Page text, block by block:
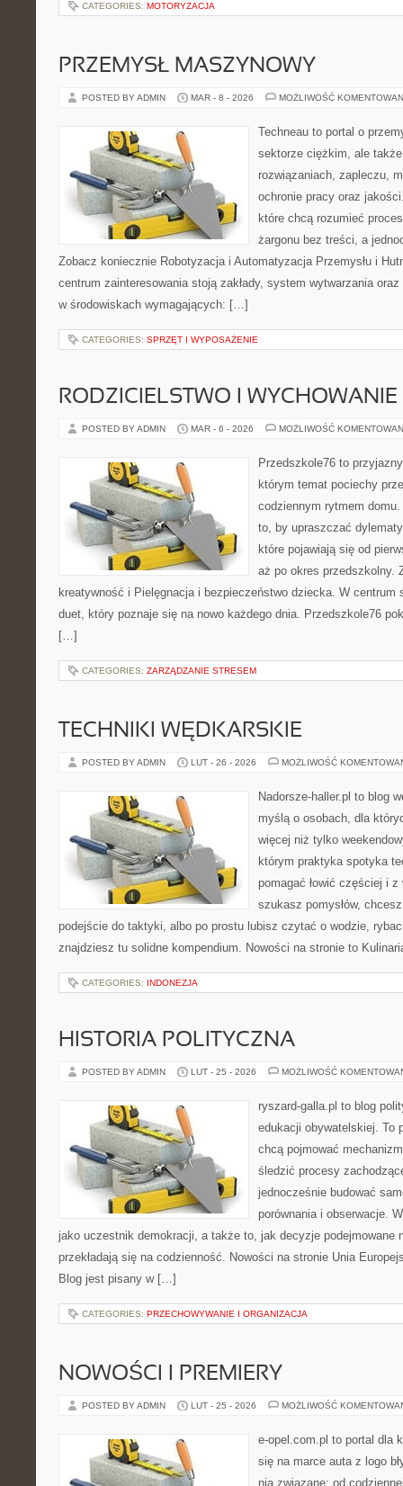
CATEGORIES: MOTORYZACJA
PRZEMYSŁ MASZYNOWY
POSTED BY ADMIN MAR - 8 - 2026 MOŻLIWOŚĆ
Techneau to portal o
sektorze ciężkim, ale
rozwiązaniach, zapleczu,
ochronie pracy oraz
które chcą rozumieć
żargonu bez treści, a
Zobacz koniecznie Robotyzacja i Automatyzacja Przemysłu i
centrum zainteresowania stoją zakłady, system wytwarzania
w środowiskach wymagających: […]
CATEGORIES: SPRZĘT I WYPOSAŻENIE
RODZICIELSTWO I WYCHOWANIE
POSTED BY ADMIN MAR - 6 - 2026 MOŻLIWOŚĆ
Przedszkole76 to
którym temat pociechy
codziennym rytmem
to, by upraszczać
które pojawiają się od
aż po okres przedszkolny.
kreatywność i Pielęgnacja i bezpieczeństwo dziecka. W
duet, który poznaje się na nowo każdego dnia. Przedszkole76
[…]
CATEGORIES: ZARZĄDZANIE STRESEM
TECHNIKI WĘDKARSKIE
POSTED BY ADMIN LUT - 26 - 2026 MOŻLIWOŚĆ
Nadorsze-haller.pl to blog
myślą o osobach, dla
więcej niż tylko
którym praktyka spotyka
pomagać łowić częściej i
szukasz pomysłów,
podejście do taktyki, albo po prostu lubisz czytać o wodzie,
znajdziesz tu solidne kompendium. Nowości na stronie to
CATEGORIES: INDONEZJA
HISTORIA POLITYCZNA
POSTED BY ADMIN LUT - 25 - 2026 MOŻLIWOŚĆ
ryszard-galla.pl to blog
edukacji obywatelskiej. To
chcą pojmować
śledzić procesy
jednocześnie budować
porównania i obserwacje.
jako uczestnik demokracji, a także to, jak decyzje podejmowane
przekładają się na codzienność. Nowości na stronie Unia
Blog jest pisany w […]
CATEGORIES: PRZECHOWYWANIE I ORGANIZACJA
NOWOŚCI I PREMIERY
POSTED BY ADMIN LUT - 25 - 2026 MOŻLIWOŚĆ
e-opel.com.pl to portal dla
się na marce auta z logo
nią związane: od